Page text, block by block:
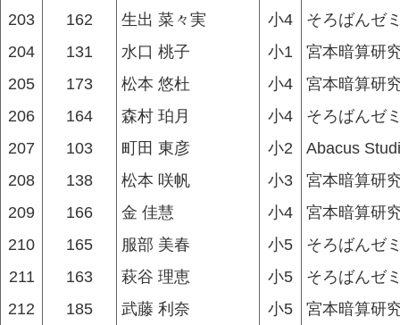
203
162 生出 菜々実 小4
そろばんゼ
204
131 水口 桃子 小1
宮本暗算研
205
173 松本 悠杜 小4
宮本暗算研
206
164 森村 珀月 小4
そろばんゼ
207
103 町田 東彦 小2
Abacus
208
138 松本 咲帆 小3
宮本暗算研
209
166 金 佳慧 小4
宮本暗算研
210
165 服部 美春 小5
そろばんゼ
211
163 萩谷 理恵 小5
そろばんゼ
212
185 武藤 利奈 小5
宮本暗算研